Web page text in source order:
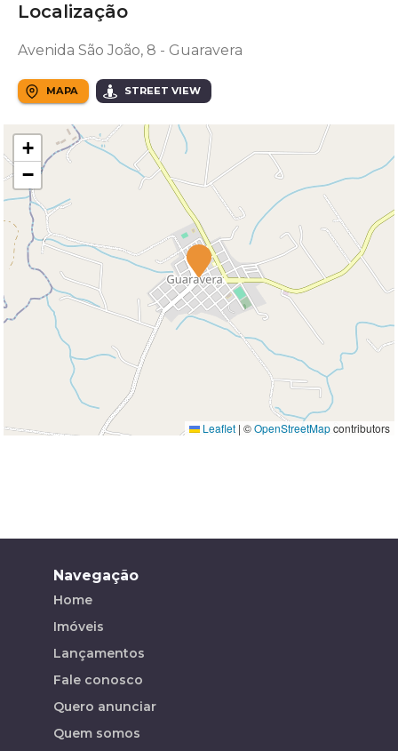
Localização
Avenida São João, 8 - Guaravera
MAPA STREET VIEW
+
−
Leaflet | ©OpenStreetMapcontributors
Navegação
Home
Imóveis
Lançamentos
Fale conosco
Quero anunciar
Quem somos